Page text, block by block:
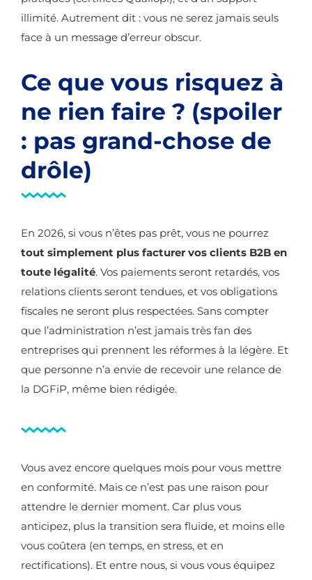
illimité. Autrement dit : vous ne serez jamais seuls
face à un message d’erreur obscur.
Ce que vous risquez à
ne rien faire ? (spoiler
: pas grand-chose de
drôle)
En 2026, si vous n’êtes pas prêt, vous ne pourrez
tout simplement plus facturer vos clients B2B en
toute légalité. Vos paiements seront retardés, vos
relations clients seront tendues, et vos obligations
fiscales ne seront plus respectées. Sans compter
que l’administration n’est jamais très fan des
entreprises qui prennent les réformes à la légère. Et
que personne n’a envie de recevoir une relance de
la DGFiP, même bien rédigée.
Vous avez encore quelques mois pour vous mettre
en conformité. Mais ce n’est pas une raison pour
attendre le dernier moment. Car plus vous
anticipez, plus la transition sera fluide, et moins elle
vous coûtera (en temps, en stress, et en
rectifications). Et entre nous, si vous vous équipez